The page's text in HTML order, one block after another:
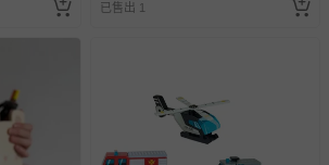
已售出 1